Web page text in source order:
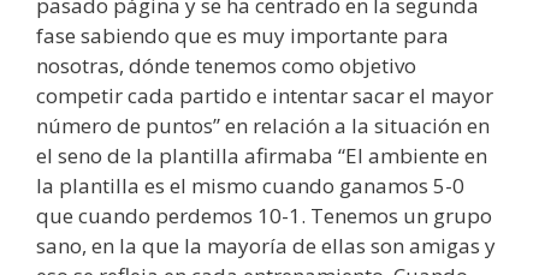
pasado página y se ha centrado en la segunda
fase sabiendo que es muy importante para
nosotras, dónde tenemos como objetivo
competir cada partido e intentar sacar el mayor
número de puntos” en relación a la situación en
el seno de la plantilla afirmaba “El ambiente en
la plantilla es el mismo cuando ganamos 5-0
que cuando perdemos 10-1. Tenemos un grupo
sano, en la que la mayoría de ellas son amigas y